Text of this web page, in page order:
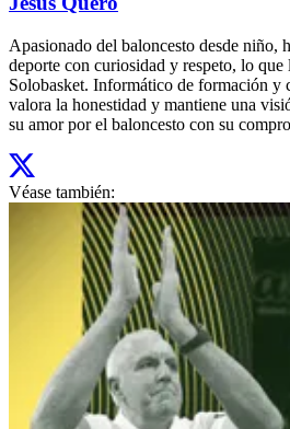
Apasionado del baloncesto desde niño,
deporte con curiosidad y respeto, lo que
Solobasket. Informático de formación y
valora la honestidad y mantiene una
su amor por el baloncesto con su
Véase también: